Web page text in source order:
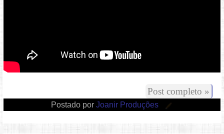
Post completo »
Postado por Joanir Produções